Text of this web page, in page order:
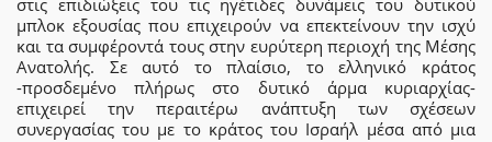
μπλοκ εξουσίας που επιχειρούν να επεκτείνουν την ισχύ
και τα συμφέροντά τους στην ευρύτερη περιοχή της Μέσης
Ανατολής. Σε αυτό το πλαίσιο, το ελληνικό κράτος
-προσδεμένο πλήρως στο δυτικό άρμα κυριαρχίας-
επιχειρεί την περαιτέρω ανάπτυξη των σχέσεων
συνεργασίας του με το κράτος του Ισραήλ μέσα από μια